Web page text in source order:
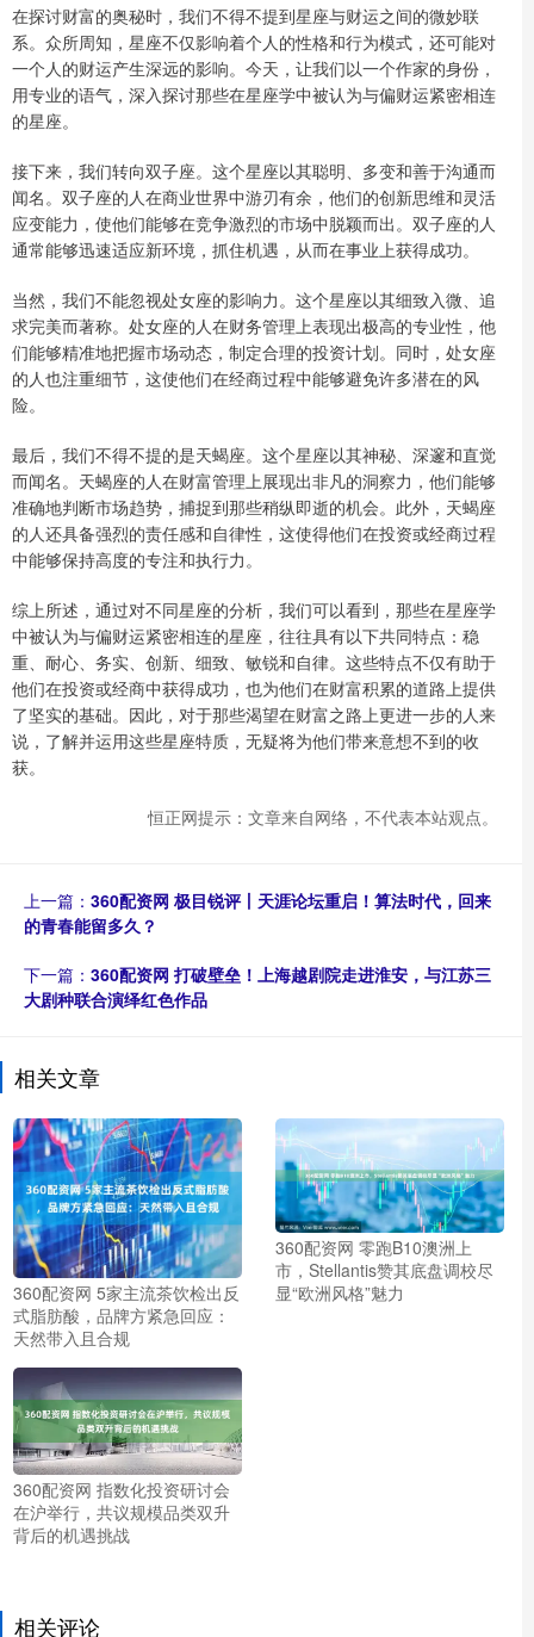
在探讨财富的奥秘时，我们不得不提到星座与财运之间的微妙联
系。众所周知，星座不仅影响着个人的性格和行为模式，还可能对
一个人的财运产生深远的影响。今天，让我们以一个作家的身份，
用专业的语气，深入探讨那些在星座学中被认为与偏财运紧密相连
的星座。
接下来，我们转向双子座。这个星座以其聪明、多变和善于沟通而
闻名。双子座的人在商业世界中游刃有余，他们的创新思维和灵活
应变能力，使他们能够在竞争激烈的市场中脱颖而出。双子座的人
通常能够迅速适应新环境，抓住机遇，从而在事业上获得成功。
当然，我们不能忽视处女座的影响力。这个星座以其细致入微、追
求完美而著称。处女座的人在财务管理上表现出极高的专业性，他
们能够精准地把握市场动态，制定合理的投资计划。同时，处女座
的人也注重细节，这使他们在经商过程中能够避免许多潜在的风
险。
最后，我们不得不提的是天蝎座。这个星座以其神秘、深邃和直觉
而闻名。天蝎座的人在财富管理上展现出非凡的洞察力，他们能够
准确地判断市场趋势，捕捉到那些稍纵即逝的机会。此外，天蝎座
的人还具备强烈的责任感和自律性，这使得他们在投资或经商过程
中能够保持高度的专注和执行力。
综上所述，通过对不同星座的分析，我们可以看到，那些在星座学
中被认为与偏财运紧密相连的星座，往往具有以下共同特点：稳
重、耐心、务实、创新、细致、敏锐和自律。这些特点不仅有助于
他们在投资或经商中获得成功，也为他们在财富积累的道路上提供
了坚实的基础。因此，对于那些渴望在财富之路上更进一步的人来
说，了解并运用这些星座特质，无疑将为他们带来意想不到的收
获。
恒正网提示：文章来自网络，不代表本站观点。
上一篇： 360配资网 极目锐评丨天涯论坛重启！算法时代，回来
的青春能留多久？
下一篇： 360配资网 打破壁垒！上海越剧院走进淮安，与江苏三
大剧种联合演绎红色作品
相关文章
360配资网 5家主流茶饮检出反
式脂肪酸，品牌方紧急回应：
天然带入且合规
360配资网 零跑B10澳洲上
市，Stellantis赞其底盘调校尽
显“欧洲风格”魅力
360配资网 指数化投资研讨会
在沪举行，共议规模品类双升
背后的机遇挑战
相关评论